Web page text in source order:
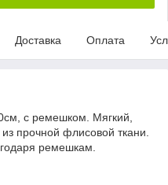
Доставка Оплата
с ремешком. Мягкий,
прочной флисовой ткани.
ремешкам.